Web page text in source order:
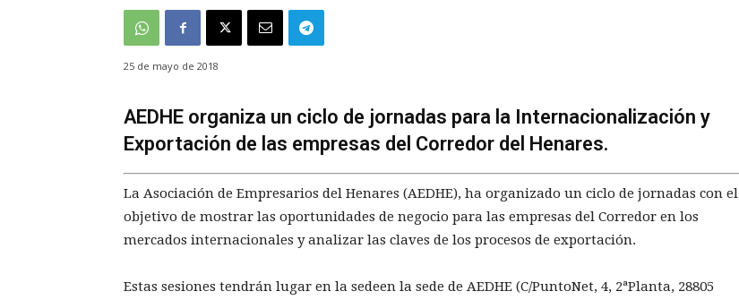
25 de mayo de 2018
AEDHE organiza un ciclo de jornadas para la Internacionalización y
Exportación de las empresas del Corredor del Henares.
La Asociación de Empresarios del Henares (AEDHE), ha organizado un ciclo de jornadas con el
objetivo de mostrar las oportunidades de negocio para las empresas del Corredor en los
mercados internacionales y analizar las claves de los procesos de exportación.
Estas sesiones tendrán lugar en la sedeen la sede de AEDHE (C/PuntoNet, 4, 2ªPlanta, 28805